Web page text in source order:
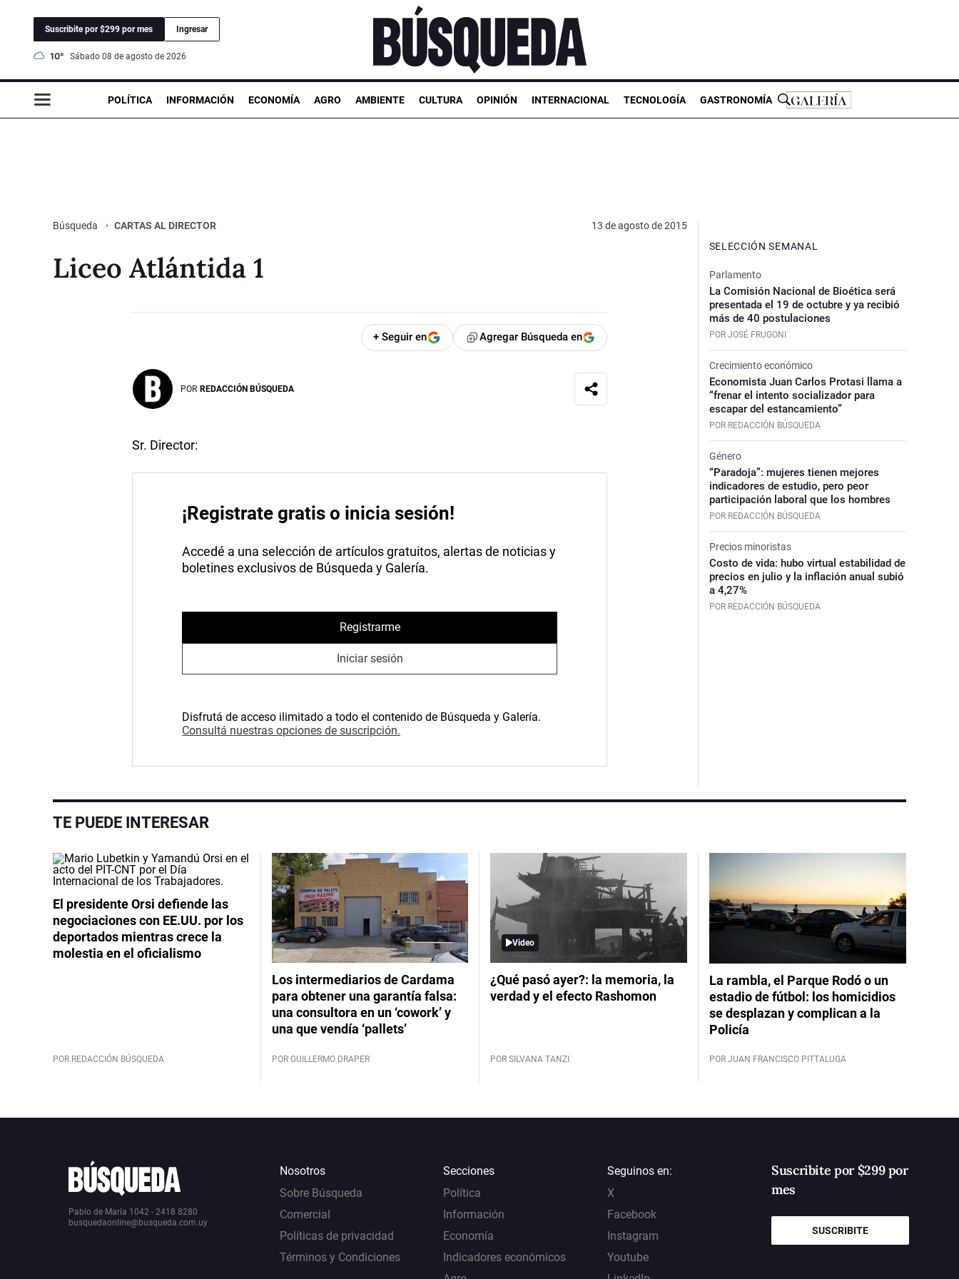
Suscribite por $299 por mes Ingresar
10° sábado 08 de agosto de 2026
POLÍTICA INFORMACIÓN ECONOMÍA AGRO AMBIENTE CULTURA OPINIÓN INTERNACIONAL TECNOLOGÍA GASTRONOMÍA
Búsqueda CARTAS AL DIRECTOR 13 de agosto de 2015
Liceo Atlántida 1
+ Seguir en Agregar Búsqueda en
POR REDACCIÓN BÚSQUEDA
Sr. Director:
¡Registrate gratis o inicia sesión!
Accedé a una selección de artículos gratuitos, alertas de noticias y
boletines exclusivos de Búsqueda y Galería.
Registrarme
Iniciar sesión
Disfrutá de acceso ilimitado a todo el contenido de Búsqueda y Galería.
Consultá nuestras opciones de suscripción.
SELECCIÓN SEMANAL
Parlamento
La Comisión Nacional de Bioética será
presentada el 19 de octubre y ya recibió
más de 40 postulaciones
POR JOSÉ FRUGONI
Crecimiento económico
Economista Juan Carlos Protasi llama a
“frenar el intento socializador para
escapar del estancamiento”
POR REDACCIÓN BÚSQUEDA
Género
“Paradoja”: mujeres tienen mejores
indicadores de estudio, pero peor
participación laboral que los hombres
POR REDACCIÓN BÚSQUEDA
Precios minoristas
Costo de vida: hubo virtual estabilidad de
precios en julio y la inflación anual subió
a 4,27%
POR REDACCIÓN BÚSQUEDA
TE PUEDE INTERESAR
El presidente Orsi defiende las
negociaciones con EE.UU. por los
deportados mientras crece la
molestia en el oficialismo
POR REDACCIÓN BÚSQUEDA
Los intermediarios de Cardama
para obtener una garantía falsa:
una consultora en un ‘cowork’ y
una que vendía ‘pallets’
POR GUILLERMO DRAPER
Video
¿Qué pasó ayer?: la memoria, la
verdad y el efecto Rashomon
POR SILVANA TANZI
La rambla, el Parque Rodó o un
estadio de fútbol: los homicidios
se desplazan y complican a la
Policía
POR JUAN FRANCISCO PITTALUGA
Pablo de María 1042 - 2418 8280
busquedaonline@busqueda.com.uy
Nosotros
Sobre Búsqueda
Comercial
Políticas de privacidad
Términos y Condiciones
Secciones
Política
Información
Economía
Indicadores económicos
Seguinos en:
X
Facebook
Instagram
Youtube
Suscribite por $299 por
mes
SUSCRIBITE